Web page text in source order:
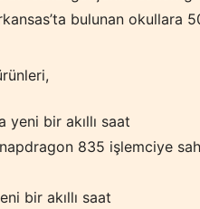
bulunan okullara
yeni bir akıllı saat
835 işlemciye
bir akıllı saat